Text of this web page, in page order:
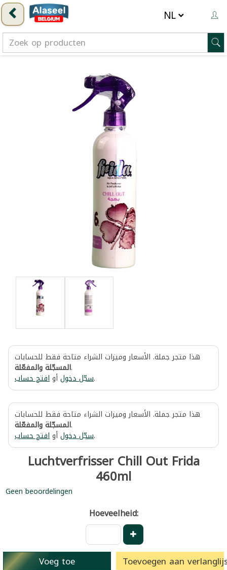
هذا متجر جملة. الأسعار وميزات الشراء متاحة فقط للحسابات
المسجّلة والمفعّلة.
سجّل دخولأوافتح حساب .
هذا متجر جملة. الأسعار وميزات الشراء متاحة فقط للحسابات
المسجّلة والمفعّلة.
سجّل دخولأوافتح حساب .
Luchtverfrisser Chill Out Frida
460ml
Geen beoordelingen
Hoeveelheid:
Voeg toe Toevoegen aan